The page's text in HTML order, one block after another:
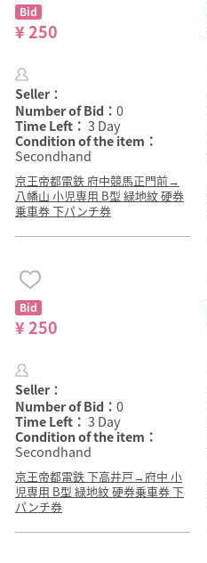
Bid
¥ 250
Seller：
Number of Bid： 0
Time Left： 3 Day
Condition of the item：
Secondhand
京王帝都電鉄 府中競馬正門前→
八幡山 小児専用 B型 緑地紋 硬券
乗車券 下パンチ券
Bid
¥ 250
Seller：
Number of Bid： 0
Time Left： 3 Day
Condition of the item：
Secondhand
京王帝都電鉄 下高井戸→府中 小
児専用 B型 緑地紋 硬券乗車券 下
パンチ券